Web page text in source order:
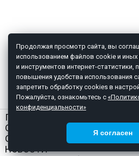
ГЛАВНАЯ
О НАС
СТАТЬИ
НОВОСТИ
Продолжая просмотр сайта, вы
использованием файлов cookie и
и инструментов интернет-статистики,
повышения удобства использования
запретить обработку cookies в
Пожалуйста, ознакомьтесь с
конфиденциальности»
Я согласен